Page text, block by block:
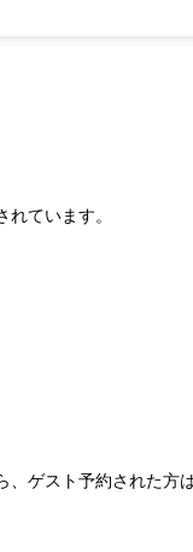
ています。
ゲスト予約された方